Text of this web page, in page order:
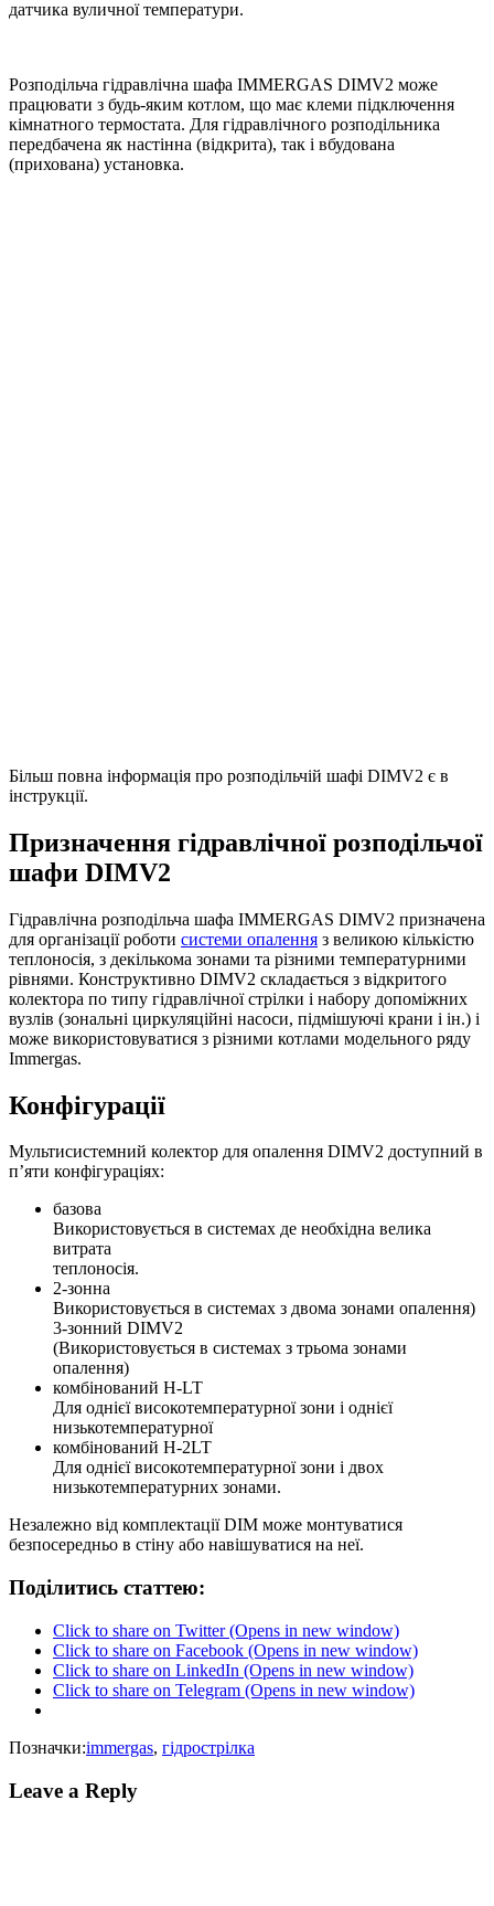
датчика вуличної температури.
Розподільча гідравлічна шафа IMMERGAS DIMV2 може
працювати з будь-яким котлом, що має клеми підключення
кімнатного термостата. Для гідравлічного розподільника
передбачена як настінна (відкрита), так і вбудована
(прихована) установка.
Більш повна інформація про розподільчій шафі DIMV2 є в
інструкції.
Призначення гідравлічної розподільчої
шафи DIMV2
Гідравлічна розподільча шафа IMMERGAS DIMV2 призначена
для організації роботи системи опалення з великою кількістю
теплоносія, з декількома зонами та різними температурними
рівнями. Конструктивно DIMV2 складається з відкритого
колектора по типу гідравлічної стрілки і набору допоміжних
вузлів (зональні циркуляційні насоси, підмішуючі крани і ін.) і
може використовуватися з різними котлами модельного ряду
Immergas.
Конфігурації
Мультисистемний колектор для опалення DIMV2 доступний в
п’яти конфігураціях:
базова
Використовується в системах де необхідна велика
витрата
теплоносія.
2-зонна
Використовується в системах з двома зонами опалення)
3-зонний DIMV2
(Використовується в системах з трьома зонами
опалення)
комбінований H-LT
Для однієї високотемпературної зони і однієї
низькотемпературної
комбінований H-2LT
Для однієї високотемпературної зони і двох
низькотемпературних зонами.
Незалежно від комплектації DIM може монтуватися
безпосередньо в стіну або навішуватися на неї.
Поділитись статтею:
Click to share on Twitter (Opens in new window)
Click to share on Facebook (Opens in new window)
Click to share on LinkedIn (Opens in new window)
Click to share on Telegram (Opens in new window)
Позначки:immergas, гідрострілка
Leave a Reply